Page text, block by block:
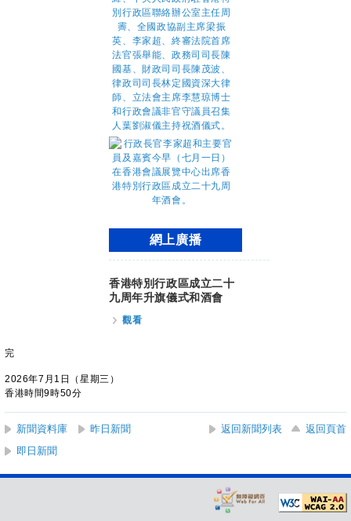
網上廣播
香港特別行政區成立二十
九周年升旗儀式和酒會
觀看
完
2026年7月1日（星期三）
香港時間9時50分
新聞資料庫 昨日新聞 返回新聞列表
返回頁首
即日新聞